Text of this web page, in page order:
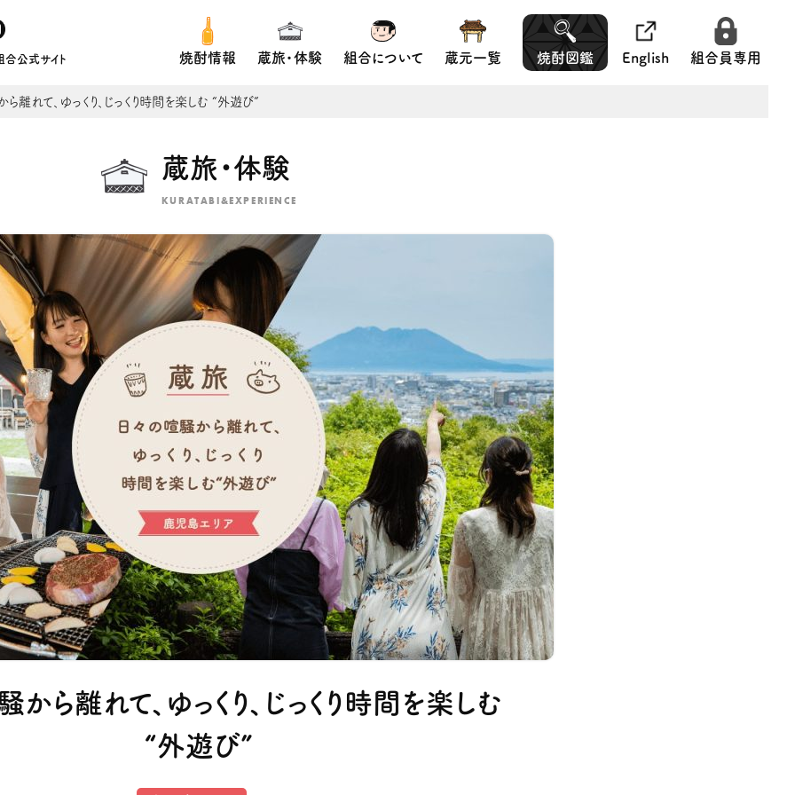
公式サイト 焼酎情報 蔵旅・体験 組合について 蔵元一覧 焼酎図鑑 English 組合員専用
離れて、ゆっくり、じっくり時間を楽しむ “外遊び”
蔵旅・体験
KURATABI&EXPERIENCE
から離れて、ゆっくり、じっくり時間を楽しむ
“外遊び”